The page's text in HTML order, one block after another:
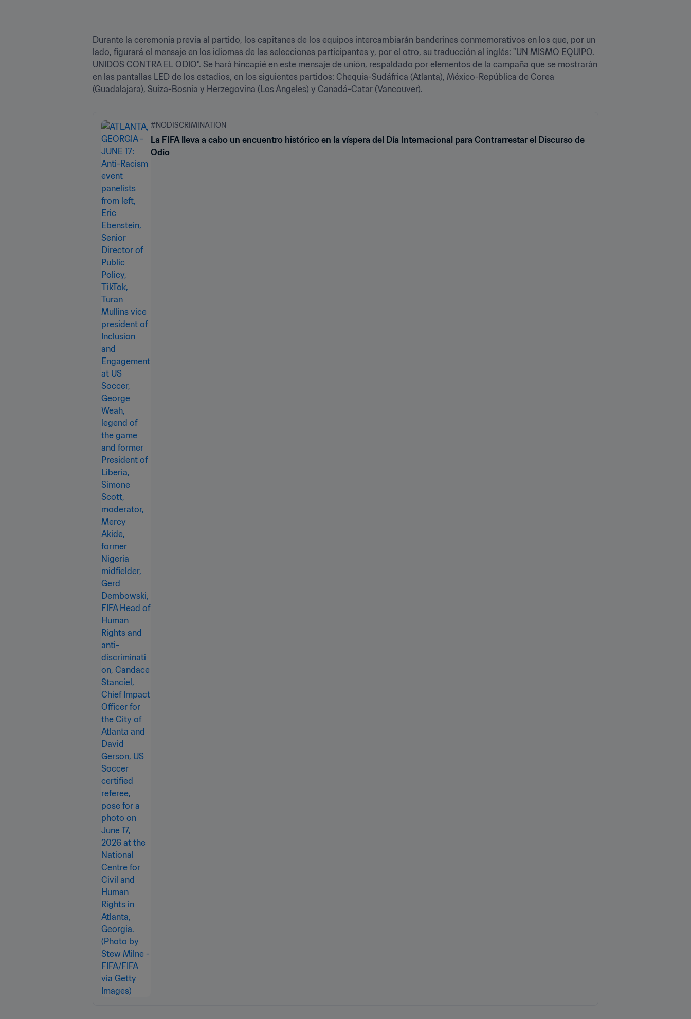
Durante la ceremonia previa al partido, los capitanes de los equipos intercambiarán banderines conmemorativos en los que, por un
lado, figurará el mensaje en los idiomas de las selecciones participantes y, por el otro, su traducción al inglés: "UN MISMO EQUIPO.
UNIDOS CONTRA EL ODIO". Se hará hincapié en este mensaje de unión, respaldado por elementos de la campaña que se mostrarán
en las pantallas LED de los estadios, en los siguientes partidos: Chequia-Sudáfrica (Atlanta), México-República de Corea
(Guadalajara), Suiza-Bosnia y Herzegovina (Los Ángeles) y Canadá-Catar (Vancouver).
#NODISCRIMINATION
La FIFA lleva a cabo un encuentro histórico en la víspera del Día Internacional para Contrarrestar el Discurso de
Odio